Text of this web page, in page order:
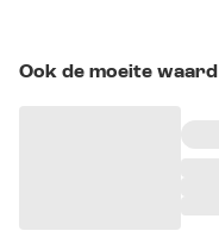
Ook de moeite waard